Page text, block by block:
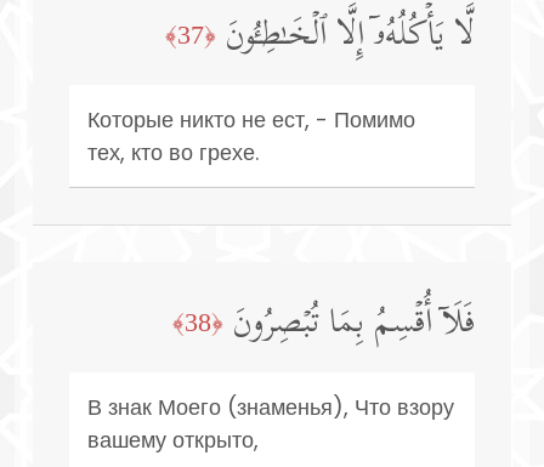
لَّا یَأۡكُلُهُۥۤ إِلَّا ٱلۡخَـٰطِـُٔونَ ﴿37﴾
Которые никто не ест, - Помимо
тех, кто во грехе.
فَلَاۤ أُقۡسِمُ بِمَا تُبۡصِرُونَ ﴿38﴾
В знак Моего (знаменья), Что взору
вашему открыто,